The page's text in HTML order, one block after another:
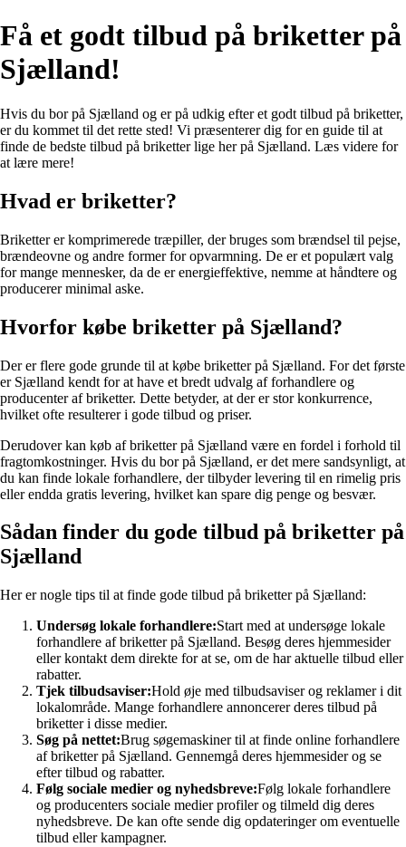
Få et godt tilbud på briketter på
Sjælland!
Hvis du bor på Sjælland og er på udkig efter et godt tilbud på briketter,
er du kommet til det rette sted! Vi præsenterer dig for en guide til at
finde de bedste tilbud på briketter lige her på Sjælland. Læs videre for
at lære mere!
Hvad er briketter?
Briketter er komprimerede træpiller, der bruges som brændsel til pejse,
brændeovne og andre former for opvarmning. De er et populært valg
for mange mennesker, da de er energieffektive, nemme at håndtere og
producerer minimal aske.
Hvorfor købe briketter på Sjælland?
Der er flere gode grunde til at købe briketter på Sjælland. For det første
er Sjælland kendt for at have et bredt udvalg af forhandlere og
producenter af briketter. Dette betyder, at der er stor konkurrence,
hvilket ofte resulterer i gode tilbud og priser.
Derudover kan køb af briketter på Sjælland være en fordel i forhold til
fragtomkostninger. Hvis du bor på Sjælland, er det mere sandsynligt, at
du kan finde lokale forhandlere, der tilbyder levering til en rimelig pris
eller endda gratis levering, hvilket kan spare dig penge og besvær.
Sådan finder du gode tilbud på briketter på
Sjælland
Her er nogle tips til at finde gode tilbud på briketter på Sjælland:
Undersøg lokale forhandlere:Start med at undersøge lokale
forhandlere af briketter på Sjælland. Besøg deres hjemmesider
eller kontakt dem direkte for at se, om de har aktuelle tilbud eller
rabatter.
Tjek tilbudsaviser:Hold øje med tilbudsaviser og reklamer i dit
lokalområde. Mange forhandlere annoncerer deres tilbud på
briketter i disse medier.
Søg på nettet:Brug søgemaskiner til at finde online forhandlere
af briketter på Sjælland. Gennemgå deres hjemmesider og se
efter tilbud og rabatter.
Følg sociale medier og nyhedsbreve:Følg lokale forhandlere
og producenters sociale medier profiler og tilmeld dig deres
nyhedsbreve. De kan ofte sende dig opdateringer om eventuelle
tilbud eller kampagner.